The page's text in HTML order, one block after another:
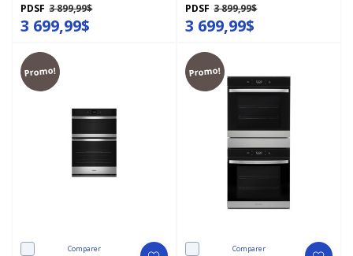
PDSF 3 899,99$
3 699,99$
PDSF 3 899,99$
3 699,99$
Promo!
Comparer
Promo!
Comparer